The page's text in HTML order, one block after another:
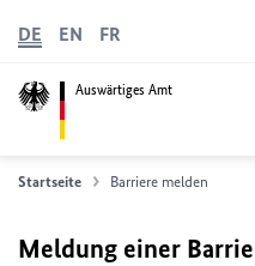
Auswärtiges Amt
DE EN FR
Startseite Barriere melden
Meldung einer